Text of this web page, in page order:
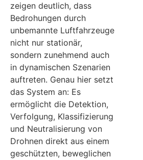
zeigen deutlich, dass
Bedrohungen durch
unbemannte Luftfahrzeuge
nicht nur stationär,
sondern zunehmend auch
in dynamischen Szenarien
auftreten. Genau hier setzt
das System an: Es
ermöglicht die Detektion,
Verfolgung, Klassifizierung
und Neutralisierung von
Drohnen direkt aus einem
geschützten, beweglichen